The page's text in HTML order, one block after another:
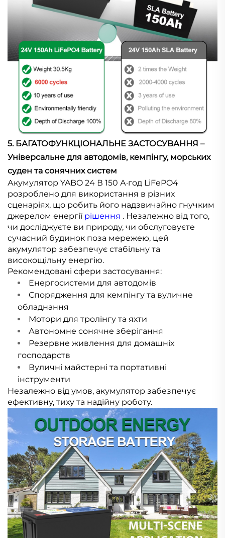
5. БАГАТОФУНКЦІОНАЛЬНЕ ЗАСТОСУВАННЯ –
Універсальне для автодомів, кемпінгу, морських
суден та сонячних систем
Акумулятор YABO 24 В 150 А·год LiFePO4
розроблено для використання в різних
сценаріях, що робить його надзвичайно гнучким
джерелом енергії рішення . Незалежно від того,
чи досліджуєте ви природу, чи обслуговуєте
сучасний будинок поза мережею, цей
акумулятор забезпечує стабільну та
високощільну енергію.
Рекомендовані сфери застосування:
Енергосистеми для автодомів
Спорядження для кемпінгу та вуличне
обладнання
Мотори для тролінгу та яхти
Автономне сонячне зберігання
Резервне живлення для домашніх
господарств
Вуличні майстерні та портативні
інструменти
Незалежно від умов, акумулятор забезпечує
ефективну, тиху та надійну роботу.